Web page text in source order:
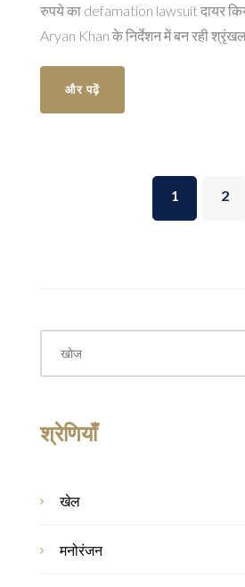
रुपये का defamation lawsuit दायर
Aryan Khan के निर्देशन में बन रही
पहुँचा बताया गया है। केस में शाहरुख़
और नेटफ़्लिक्स को भी प्रतिवादी बनाकर
और पढ़ें
1 2
श्रेणियाँ
खेल
मनोरंजन